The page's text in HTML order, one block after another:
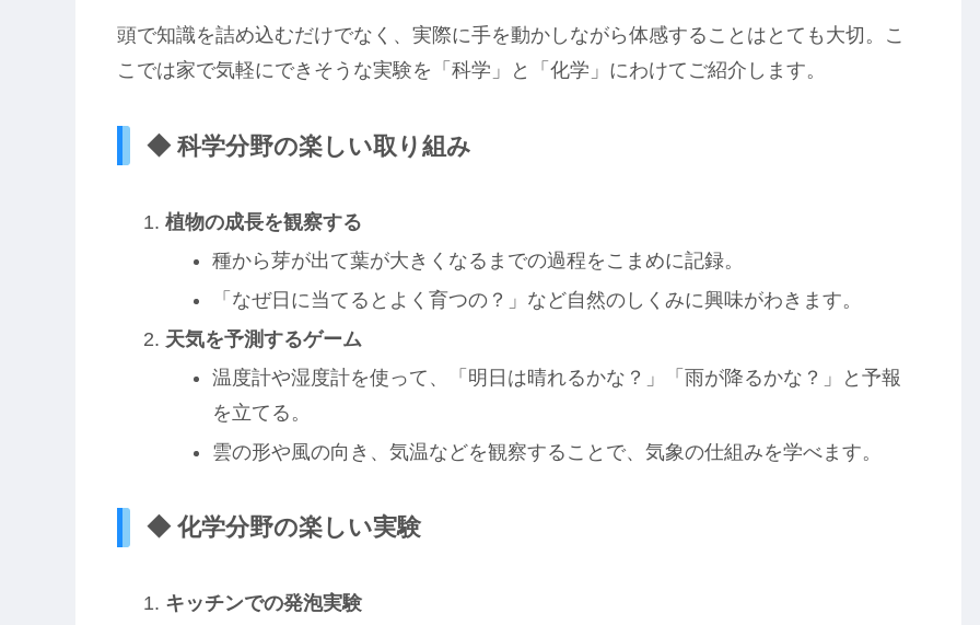
頭で知識を詰め込むだけでなく、実際に手を動かしながら体感することはとても大切。こ
こでは家で気軽にできそうな実験を「科学」と「化学」にわけてご紹介します。
◆ 科学分野の楽しい取り組み
植物の成長を観察する
種から芽が出て葉が大きくなるまでの過程をこまめに記録。
「なぜ日に当てるとよく育つの？」など自然のしくみに興味がわきます。
天気を予測するゲーム
温度計や湿度計を使って、「明日は晴れるかな？」「雨が降るかな？」と予報
を立てる。
雲の形や風の向き、気温などを観察することで、気象の仕組みを学べます。
◆ 化学分野の楽しい実験
キッチンでの発泡実験